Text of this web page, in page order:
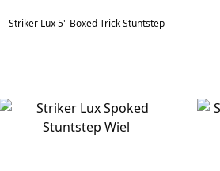
Striker Lux 5" Boxed Trick Stuntstep